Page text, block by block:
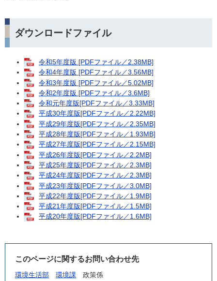
ダウンロードファイル
令和5年度版 [PDFファイル／2.38MB]
令和4年度版 [PDFファイル／3.56MB]
​令和3年度版 [PDFファイル／5.02MB]
令和2年度版 [PDFファイル／3.6MB]
令和元年度版[PDFファイル／3.33MB]
平成30年度版[PDFファイル／2.22MB]
平成29年度版[PDFファイル／2.35MB]
平成28年度版[PDFファイル／1.93MB]
平成27年度版[PDFファイル／2.15MB]
平成26年度版[PDFファイル／2.2MB]
平成25年度版[PDFファイル／2.3MB]
平成24年度版[PDFファイル／2.3MB]
平成23年度版[PDFファイル／3.0MB]
平成22年度版[PDFファイル／1.9MB]
平成21年度版[PDFファイル／1.5MB]
平成20年度版[PDFファイル／1.6MB]
このページに関するお問い合わせ先
環境生活部 環境課
政策係